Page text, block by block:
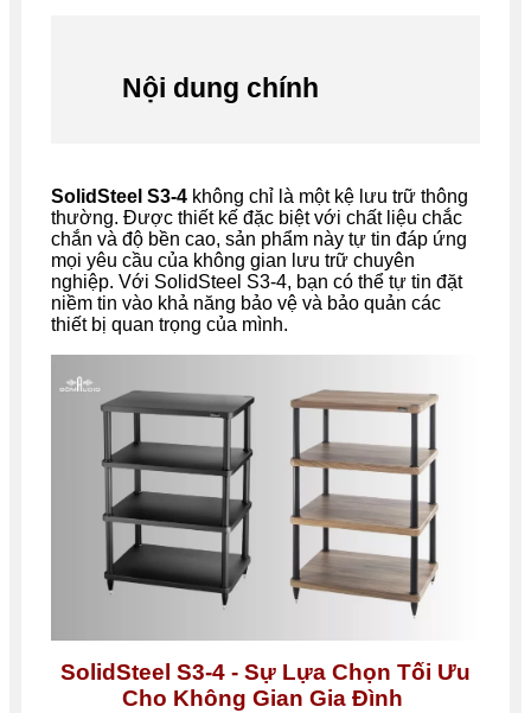
Nội dung chính
SolidSteel S3-4 không chỉ là một kệ lưu trữ thông
thường. Được thiết kế đặc biệt với chất liệu chắc
chắn và độ bền cao, sản phẩm này tự tin đáp ứng
mọi yêu cầu của không gian lưu trữ chuyên
nghiệp. Với SolidSteel S3-4, bạn có thể tự tin đặt
niềm tin vào khả năng bảo vệ và bảo quản các
thiết bị quan trọng của mình.
SolidSteel S3-4 - Sự Lựa Chọn Tối Ưu
Cho Không Gian Gia Đình